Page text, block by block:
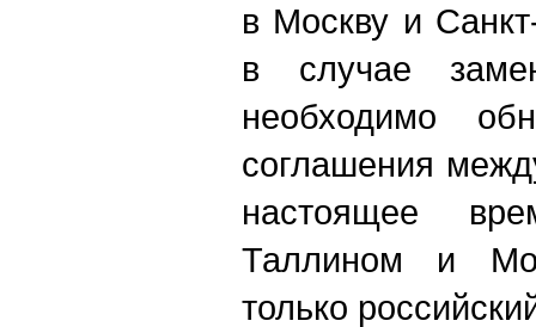
в Москву и
в случае
необходимо
соглашения
настоящее
Таллином и
только